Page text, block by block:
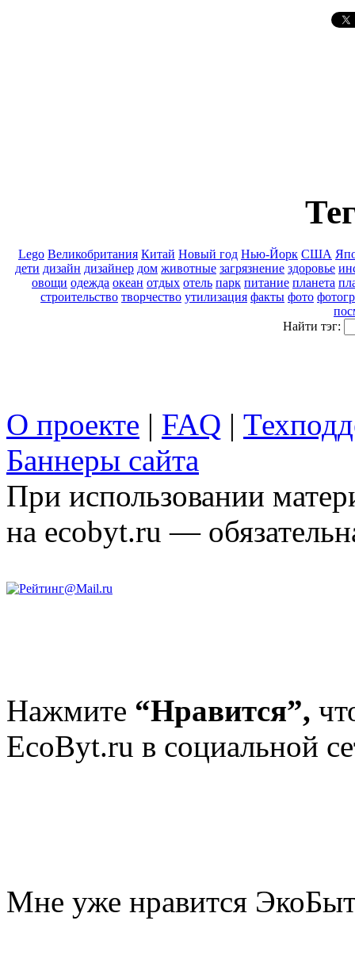
Lego Великобритания Китай Новый год Нью-Йорк США
дети дизайн дизайнер дом животные загрязнение здоровье
овощи одежда океан отдых отель парк питание планета
строительство творчество утилизация факты фото
Найти тэг:
О проекте | FAQ |
Баннеры сайта
При использовании
на ecobyt.ru —
Нажмите “Нравится”,
EcoByt.ru в социальной
Мне уже нравится